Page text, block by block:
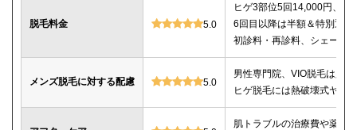
脱毛料金 5.0
ヒゲ3部位5回14,000円、ヒ
6回目以降は半額＆特別返
初診料・再診料、シェービ
メンズ脱毛に対する配慮 5.0
男性専門院、VIO脱毛は必
ヒゲ脱毛には熱破壊式ヤグ
肌トラブルの治療費や薬代